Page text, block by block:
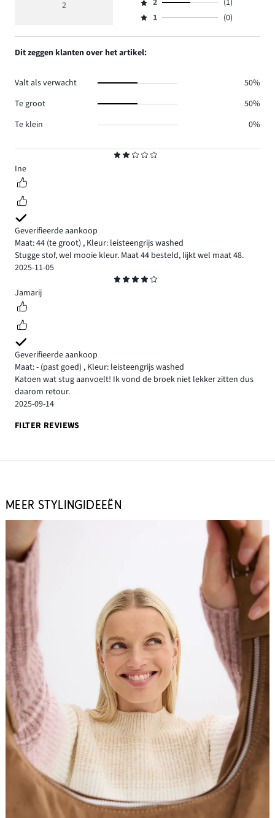
2
Ine
Geverifieerde aankoop
Maat: 44 (te groot) , Kleur: leisteengrijs washed
Stugge stof, wel mooie kleur. Maat 44 besteld, lijkt wel maat 48.
2025-11-05
4
Jamarij
Geverifieerde aankoop
Maat: - (past goed) , Kleur: leisteengrijs washed
Katoen wat stug aanvoelt! Ik vond de broek niet lekker zitten dus
daarom retour.
2025-09-14
FILTER REVIEWS
2
0.
aantal
reviews
3,
aantal
Beoordeling
2,
1.
2
(1)
Beoordeling
1,
aantal
reviews
1 (0)
Dit zeggen klanten over het artikel:
Valt als verwacht
50%
Te groot
50%
Te klein
0%
MEER STYLINGIDEEËN